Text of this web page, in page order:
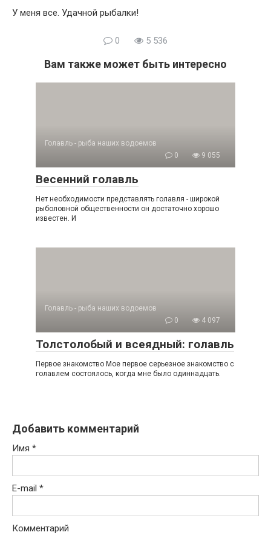
У меня все. Удачной рыбалки!
0 5 536
Вам также может быть интересно
Голавль - рыба наших водоемов
0
9 055
Весенний голавль
Нет необходимости представлять голавля - широкой
рыболовной общественности он достаточно хорошо
известен. И
Голавль - рыба наших водоемов
0
4 097
Толстолобый и всеядный: голавль
Первое знакомство Мое первое серьезное знакомство с
голавлем состоялось, когда мне было одиннадцать.
Добавить комментарий
Имя *
E-mail *
Комментарий